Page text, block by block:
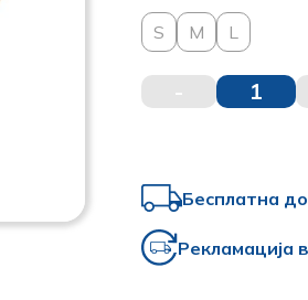
S M L
- 1
Бесплатна
Рекламација